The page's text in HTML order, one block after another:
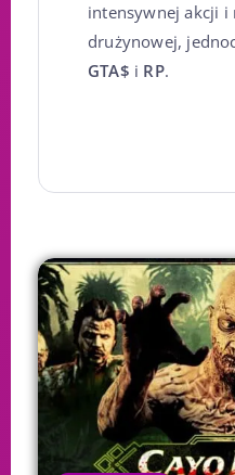
intensywnej akcji i
drużynowej,
GTA$ i RP.